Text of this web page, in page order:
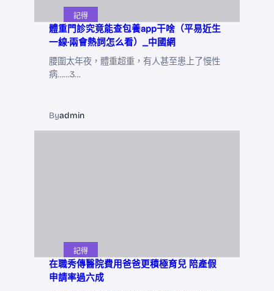
記得
體重門診究竟能查包養app干啥（平易近生
一線·兩會熱詞怎么看）_中國網
腰圍太年夜，體重超重，有人甚至患上了慢性
病……3…
Byadmin
記得
在職秀傳醫院費用爸爸更積極育兒 陪產假
申請率過六成